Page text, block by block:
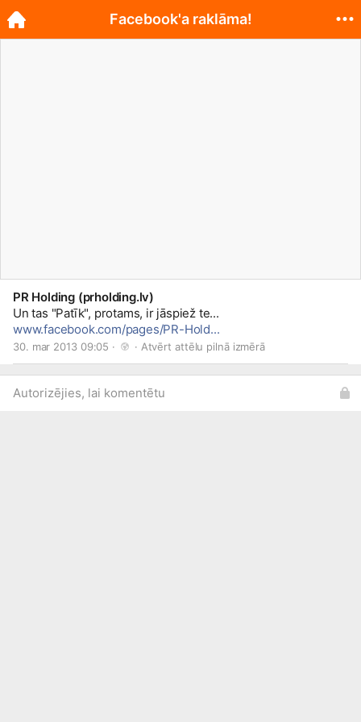
PR Holding (prholding.lv)
Un tas "Patīk", protams, ir jāspiež te...
www.facebook.com/pages/PR-Hold...
30. mar 2013 09:05 · · Atvērt attēlu pilnā izmērā
Autorizējies, lai komentētu
Facebook'a raklāma!